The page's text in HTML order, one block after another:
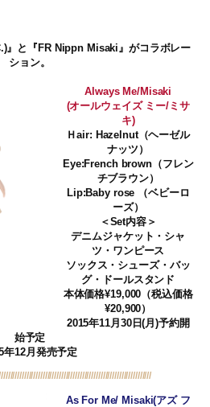
』と『FR Nippn Misaki』がコラボレー
ション。
Always Me/Misaki
(オールウェイズ ミー/ミサ
キ)
Ｈair: Hazelnut（ヘーゼル
ナッツ）
Eye:French brown（フレン
チブラウン）
Lip:Baby rose （ベビーロ
ーズ）
＜Set内容＞
デニムジャケット・シャ
ツ・ワンピース
ソックス・シューズ・バッ
グ・ドールスタンド
本体価格¥19,000 （税込価格
¥20,900）
2015年11月30日(月)予約開
始予定
年12月発売予定
As For Me/ Misaki(アズ フ